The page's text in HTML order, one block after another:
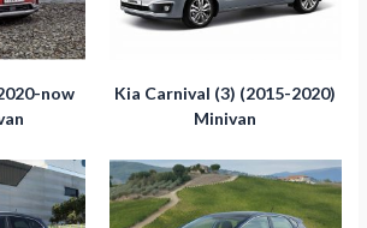
Kia Carnival (3) (2015-2020)
Minivan
now